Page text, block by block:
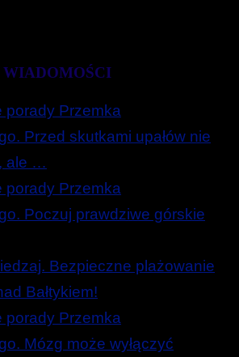
porady Przemka
Przed skutkami upałów nie
ale …
porady Przemka
Poczuj prawdziwe górskie
Bezpieczne plażowanie
Bałtykiem!
porady Przemka
Mózg może wyłączyć